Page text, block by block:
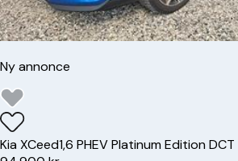
Ny annonce
KiaXCeed1,6 PHEV Platinum Edition DCT